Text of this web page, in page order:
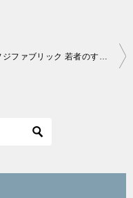
【フジファブリック 若者のすべて】歌ってみたに役立つ情報まとめ！